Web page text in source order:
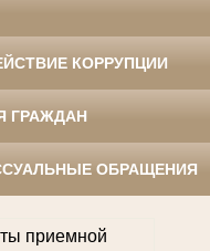
КОРРУПЦИИ
ГРАЖДАН
ОБРАЩЕНИЯ
приемной